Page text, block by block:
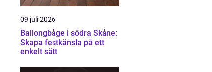
09 juli 2026
Ballongbåge i södra Skåne:
Skapa festkänsla på ett
enkelt sätt